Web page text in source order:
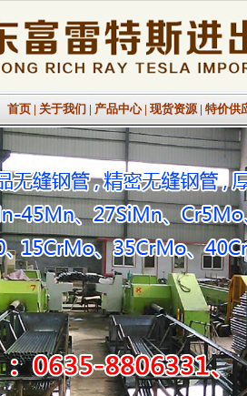
首页 | 关于我们 | 产品中心| 现货资源 | 特价供